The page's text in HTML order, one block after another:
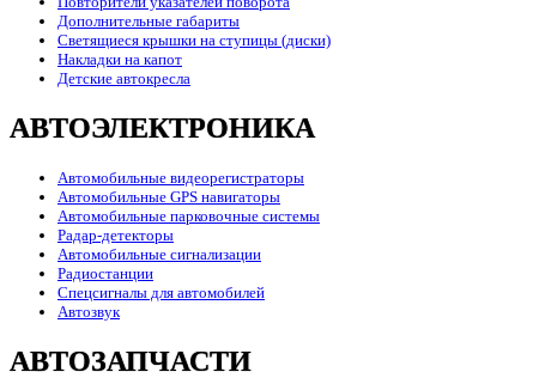
Дополнительные габариты
Светящиеся крышки на ступицы (диски)
Накладки на капот
Детские автокресла
АВТОЭЛЕКТРОНИКА
Автомобильные видеорегистраторы
Автомобильные GPS навигаторы
Автомобильные парковочные системы
Радар-детекторы
Автомобильные сигнализации
Радиостанции
Спецсигналы для автомобилей
Автозвук
АВТОЗАПЧАСТИ